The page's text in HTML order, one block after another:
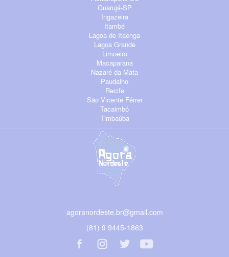
Guarujá-SP
Ingazeira
Itambé
Lagoa de Itaenga
Lagoa Grande
Limoeiro
Macaparana
Nazaré da Mata
Paudalho
Recife
São Vicente Férrer
Tacaimbó
Timbaúba
agoranordeste.br@gmail.com
(81) 9 9445-1863